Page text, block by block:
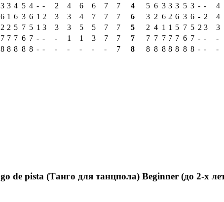
3 3 4 5 4 - - 2 4 6 6 7 7 4 5 6 3 3 3 5 3 - - 4
6 1 6 3 6 1 2 3 3 4 7 7 7 6 3 2 6 2 6 3 6 - 2 4
2 2 5 7 5 1 3 3 3 5 5 7 7 5 2 4 1 1 5 7 5 2 3 3
7 7 7 6 7 - - - 1 1 3 7 7 7 7 7 7 7 7 6 7 - - -
8 8 8 8 8 - - - - - - - 7 8 8 8 8 8 8 8 8 - - -
de pista (Танго для танцпола) Beginner (до 2-х